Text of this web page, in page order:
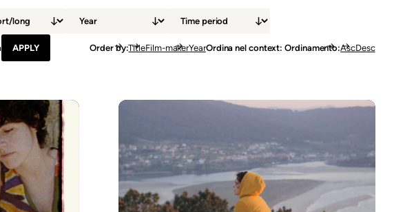
Order by TitleFilm-makerYearOrdina nel context: Ordinamento AscDesc